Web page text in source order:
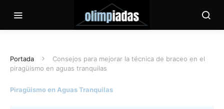
Portada
Consejos para mejorar la técnica de braceo en el
piragüismo en aguas tranquilas
Piragüismo en Aguas Tranquilas